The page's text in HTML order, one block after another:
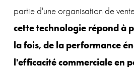
partie d'une organisation de
cette technologie répond à
la fois, de la performance
l'efficacité commerciale en